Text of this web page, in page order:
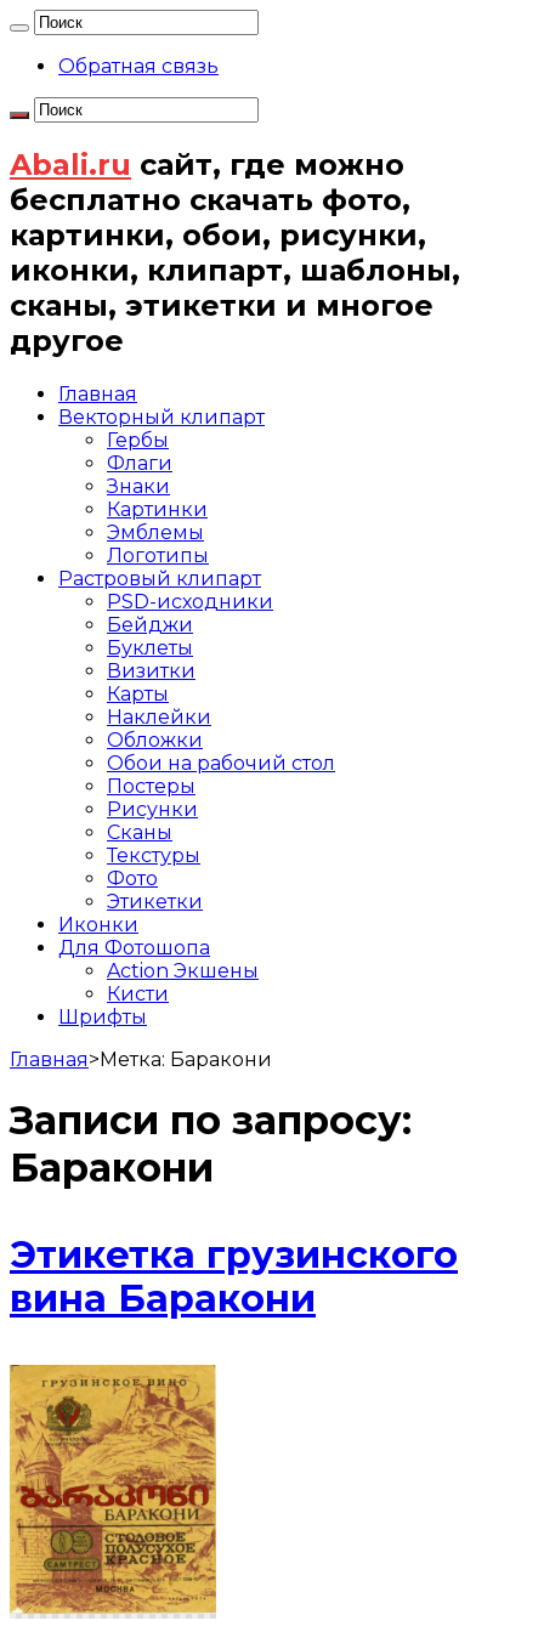
Обратная связь
Abali.ru сайт, где можно
бесплатно скачать фото,
картинки, обои, рисунки,
иконки, клипарт, шаблоны,
сканы, этикетки и многое
другое
Главная
Векторный клипарт
Гербы
Флаги
Знаки
Картинки
Эмблемы
Логотипы
Растровый клипарт
PSD-исходники
Бейджи
Буклеты
Визитки
Карты
Наклейки
Обложки
Обои на рабочий стол
Постеры
Рисунки
Сканы
Текстуры
Фото
Этикетки
Иконки
Для Фотошопа
Action Экшены
Кисти
Шрифты
Главная>Метка: Баракони
Записи по запросу:
Баракони
Этикетка грузинского
вина Баракони